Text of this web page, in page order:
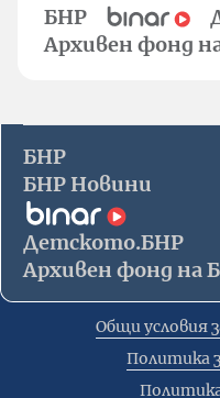
БНР
Архивен фонд
БНР
БНР Новини
Детското.БНР
Архивен фонд на
Общи условия
Политика